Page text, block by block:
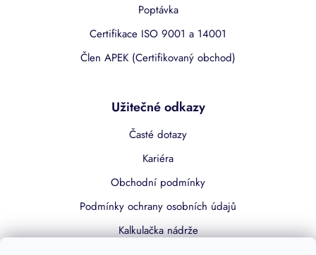
Poptávka
Certifikace ISO 9001 a 14001
Člen APEK (Certifikovaný obchod)
Užitečné odkazy
Časté dotazy
Kariéra
Obchodní podmínky
Podmínky ochrany osobních údajů
Kalkulačka nádrže